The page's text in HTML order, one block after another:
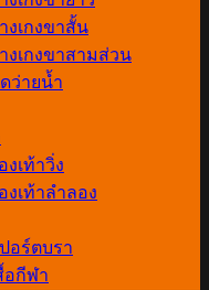
งเกงขาสั้น
งเกงขาสามส่วน
ว่ายน้ำ
งเท้าวิ่ง
งเท้าลำลอง
อร์ตบรา
อกีฬา